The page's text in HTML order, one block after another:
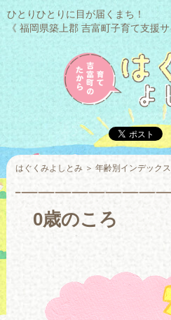
ひとりひとりに目が届くまち！
《 福岡県築上郡 吉富町子育て支援サ
はぐくみよしとみ＞ 年齢別インデックス
0歳のころ